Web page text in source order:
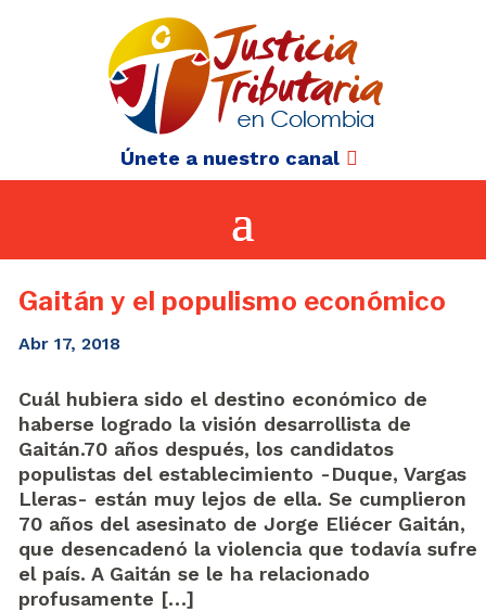
Únete a nuestro canal
Gaitán y el populismo económico
Abr 17, 2018
Cuál hubiera sido el destino económico de
haberse logrado la visión desarrollista de
Gaitán.70 años después, los candidatos
populistas del establecimiento -Duque, Vargas
Lleras- están muy lejos de ella. Se cumplieron
70 años del asesinato de Jorge Eliécer Gaitán,
que desencadenó la violencia que todavía sufre
el país. A Gaitán se le ha relacionado
profusamente […]